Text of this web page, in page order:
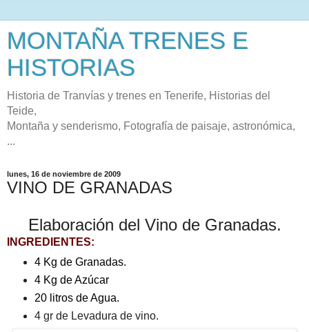
MONTAÑA TRENES E
HISTORIAS
Historia de Tranvías y trenes en Tenerife, Historias del
Teide,
Montaña y senderismo, Fotografía de paisaje, astronómica,
...
lunes, 16 de noviembre de 2009
VINO DE GRANADAS
Elaboración del Vino de Granadas.
INGREDIENTES:
4 Kg de Granadas.
4 Kg de Azúcar
20 litros de Agua.
4 gr de Levadura de vino.